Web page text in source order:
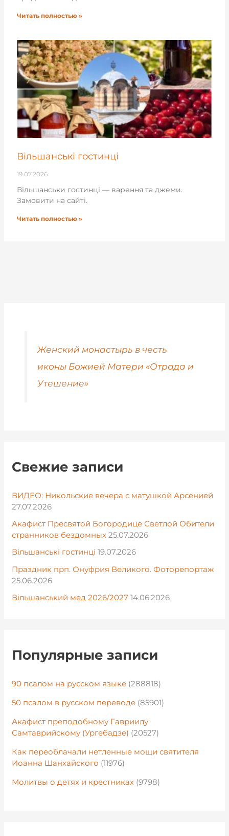
Читать полностью »
Вільшанські гостинці
19.07.2026
Вільшанськи гостинці — варення та джеми.
Замовити на сайті.
Читать полностью »
Женский монастырь в честь
иконы Божией Матери «Отрада и
Утешение»
Свежие записи
ВИДЕО: Никольские вечера с матушкой Арсенией
27.07.2026
Акафист Пресвятой Богородице Светлой Обители
странников бездомных 25.07.2026
Вільшанські гостинці 19.07.2026
Праздник прп. Онуфрия Великого. Фоторепортаж
25.06.2026
Вільшанський мед 2026/2027 14.06.2026
Популярные записи
90 псалом на русском языке (288818)
50 псалом в русском переводе (85901)
Акафист преподобному Гавриилу
Самтаврийскому (Ургебадзе) (20527)
Как переоблачали нетленные мощи святителя
Иоанна Шанхайского (11976)
Молитвы о детях и крестниках (9798)